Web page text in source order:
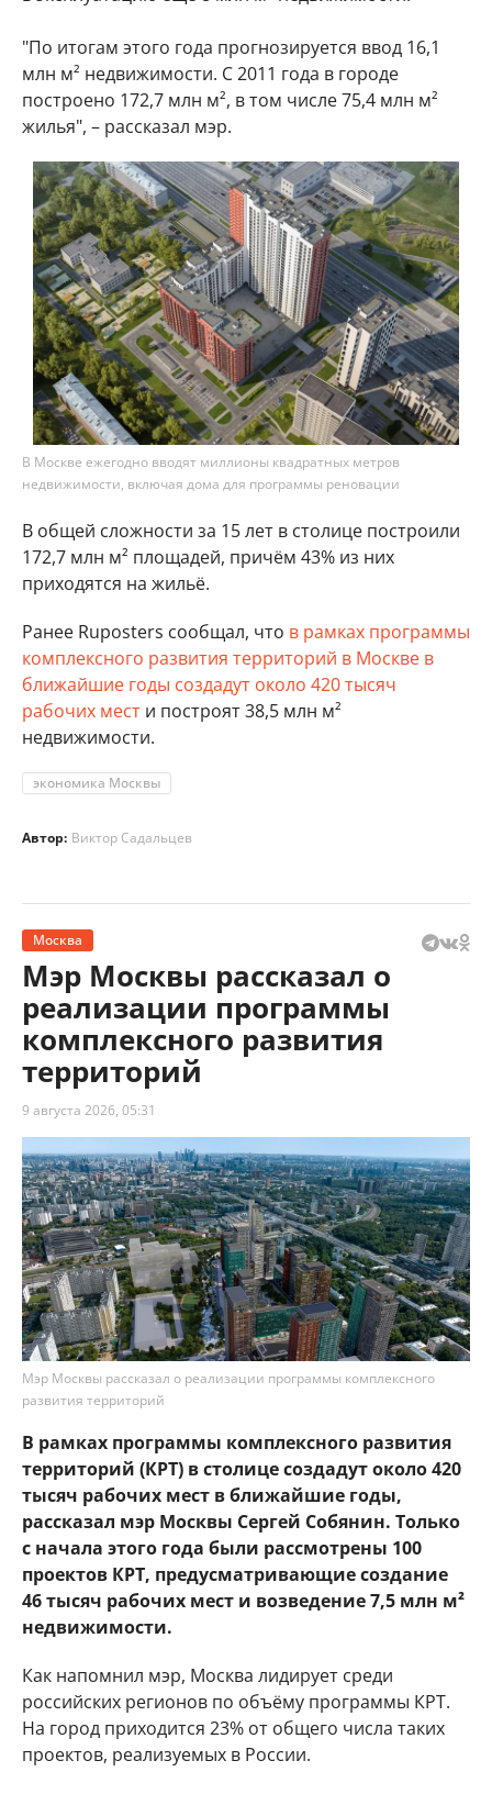
"По итогам этого года прогнозируется ввод 16,1
млн м² недвижимости. С 2011 года в городе
построено 172,7 млн м², в том числе 75,4 млн м²
жилья", – рассказал мэр.
В Москве ежегодно вводят миллионы квадратных метров
недвижимости, включая дома для программы реновации
В общей сложности за 15 лет в столице построили
172,7 млн м² площадей, причём 43% из них
приходятся на жильё.
Ранее Ruposters сообщал, что в рамках программы
комплексного развития территорий в Москве в
ближайшие годы создадут около 420 тысяч
рабочих мест и построят 38,5 млн м²
недвижимости.
экономика Москвы
Автор: Виктор Садальцев
Москва
Мэр Москвы рассказал о
реализации программы
комплексного развития
территорий
9 августа 2026, 05:31
Мэр Москвы рассказал о реализации программы комплексного
развития территорий
В рамках программы комплексного развития
территорий (КРТ) в столице создадут около 420
тысяч рабочих мест в ближайшие годы,
рассказал мэр Москвы Сергей Собянин. Только
с начала этого года были рассмотрены 100
проектов КРТ, предусматривающие создание
46 тысяч рабочих мест и возведение 7,5 млн м²
недвижимости.
Как напомнил мэр, Москва лидирует среди
российских регионов по объёму программы КРТ.
На город приходится 23% от общего числа таких
проектов, реализуемых в России.